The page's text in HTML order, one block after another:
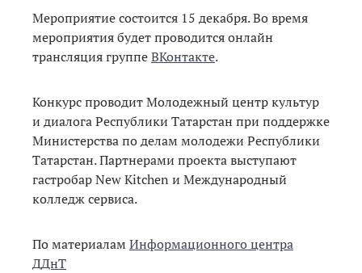
Мероприятие состоится 15 декабря. Во время
мероприятия будет проводится онлайн
трансляция группеВКонтакте.
Конкурс проводит Молодежный центр культур
и диалога Республики Татарстан при поддержке
Министерства по делам молодежи Республики
Татарстан. Партнерами проекта выступают
гастробар New Kitchen и Международный
колледж сервиса.
По материалам Информационного центра
ДДнТ